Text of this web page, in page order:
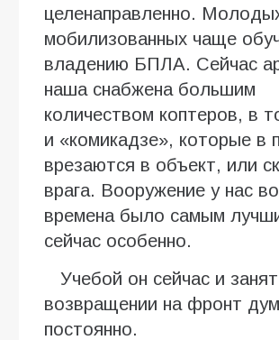
целенаправленно.
мобилизованных чаще
владению БПЛА. Сейчас
наша снабжена большим
количеством коптеров, в
и «комикадзе», которые в
врезаются в объект, или
врага. Вооружение у нас
времена было самым
сейчас особенно.
Учебой он сейчас и
возвращении на фронт
постоянно.